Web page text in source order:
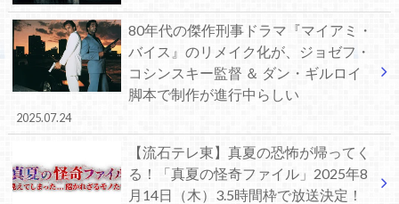
80年代の傑作刑事ドラマ『マイアミ・
バイス』のリメイク化が、ジョゼフ・
コシンスキー監督 ＆ ダン・ギルロイ
脚本で制作が進行中らしい
2025.07.24
【流石テレ東】真夏の恐怖が帰ってく
る！「真夏の怪奇ファイル」2025年8
月14日（木）3.5時間枠で放送決定！